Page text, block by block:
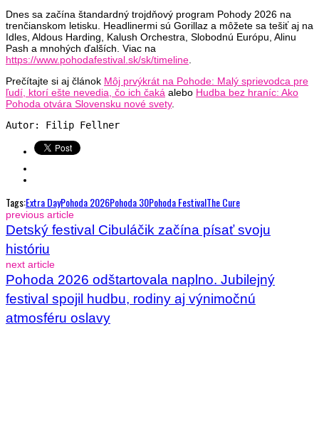
Dnes sa začína štandardný trojdňový program Pohody 2026 na
trenčianskom letisku. Headlinermi sú Gorillaz a môžete sa tešiť aj na
Idles, Aldous Harding, Kalush Orchestra, Slobodnú Európu, Alinu
Pash a mnohých ďalších. Viac na
https://www.pohodafestival.sk/sk/timeline
Prečítajte si aj článok Môj prvýkrát na Pohode: Malý sprievodca pre
ľudí, ktorí ešte nevedia, čo ich čaká alebo Hudba bez hraníc: Ako
Pohoda otvára Slovensku nové svety.
Autor: Filip Fellner
Tags:Extra DayPohoda 2026Pohoda 30Pohoda FestivalThe Cure
previous article
Detský festival Cibuláčik začína písať svoju
históriu
next article
Pohoda 2026 odštartovala naplno. Jubilejný
festival spojil hudbu, rodiny aj výnimočnú
atmosféru oslavy